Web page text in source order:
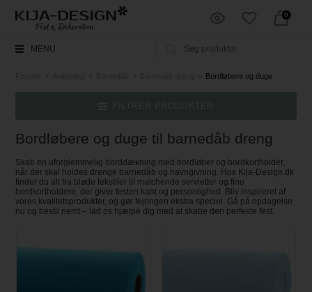
0
MENU
Bordløbere og duge
Bordløbere og duge til barnedåb dreng
Skab en uforglemmelig borddækning med bordløber og bordkortholder,
når der skal holdes drenge barnedåb og navngivning. Hos Kija-Design.dk
finder du alt fra bløde tekstiler til matchende servietter og fine
bordkortholdere, der giver festen kant og personlighed. Bliv inspireret af
vores kvalitetsprodukter, og gør fejringen ekstra speciel. Gå på opdagelse
nu og bestil nemt – lad os hjælpe dig med at skabe den perfekte fest.